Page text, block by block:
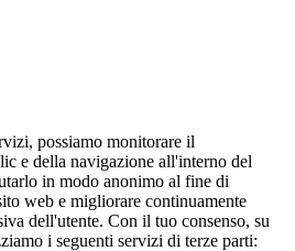
possiamo monitorare il
e della navigazione all'interno del
in modo anonimo al fine di
web e migliorare continuamente
dell'utente. Con il tuo consenso, su
i seguenti servizi di terze parti: